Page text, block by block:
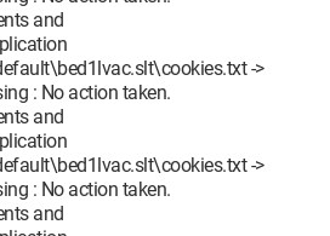
and
->
: No action taken.
and
->
: No action taken.
and